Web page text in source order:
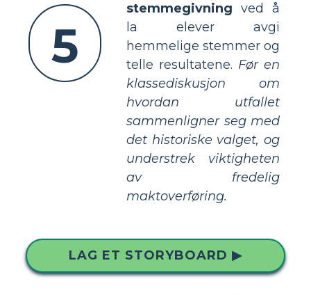
5
stemmegivning ved å
la elever avgi
hemmelige stemmer og
telle resultatene. Før en
klassediskusjon om
hvordan utfallet
sammenligner seg med
det historiske valget, og
understrek viktigheten
av fredelig
maktoverføring.
LAG ET STORYBOARD ▶